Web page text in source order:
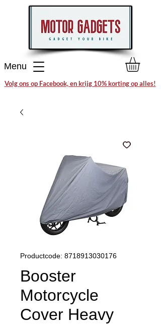
Menu
Volg ons op Facebook, en krijg 10% korting op alles!
Productcode: 8718913030176
Booster
Motorcycle
Cover Heavy